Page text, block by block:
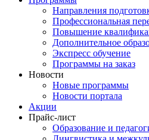
Направления
Профессиональная
Повышение
Дополнительное
Экспресс обучение
Программы на заказ
Новости
Новые программы
Новости портала
Акции
Прайс-лист
Образование и